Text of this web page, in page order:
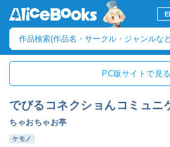
PC版サイトで見る
でびるコネクショんコミュニ
ちゃおちゃお亭
ケモノ